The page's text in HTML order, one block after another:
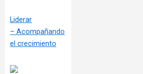
Liderar
– Acompañando
el crecimiento